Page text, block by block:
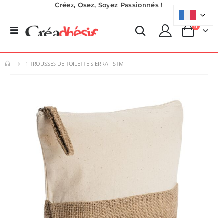
Créez, Osez, Soyez Passionnés !
Basculer
Panier
0produits
1 TROUSSES DE TOILETTE SIERRA - STM